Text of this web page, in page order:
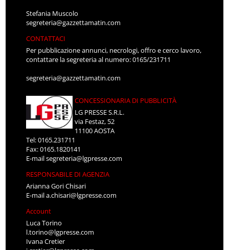
Stefania Muscolo
segreteria@gazzettamatin.com
CONTATTACI
Per pubblicazione annunci, necrologi, offro e cerco lavoro,
contattare la segreteria al numero: 0165/231711
segreteria@gazzettamatin.com
CONCESSIONARIA DI PUBBLICITÀ
LG PRESSE S.R.L.
via Festaz, 52
11100 AOSTA
Tel: 0165.231711
Fax: 0165.1820141
E-mailsegreteria@lgpresse.com
RESPONSABILE DI AGENZIA
Arianna Gori Chisari
E-maila.chisari@lgpresse.com
Account
Luca Torino
l.torino@lgpresse.com
Ivana Cretier